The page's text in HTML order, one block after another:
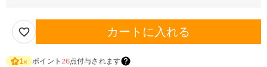
カートに入れる
1× ポイント 26点付与されます